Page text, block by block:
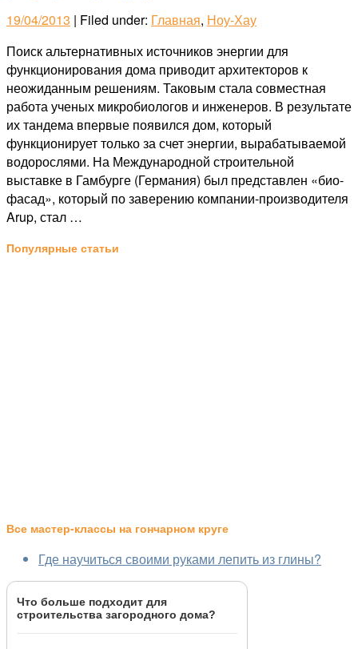
19/04/2013 | Filed under: Главная, Ноу-Хау
Поиск альтернативных источников энергии для
функционирования дома приводит архитекторов к
неожиданным решениям. Таковым стала совместная
работа ученых микробиологов и инженеров. В результате
их тандема впервые появился дом, который
функционирует только за счет энергии, вырабатываемой
водорослями. На Международной строительной
выставке в Гамбурге (Германия) был представлен «био-
фасад», который по заверению компании-производителя
Arup, стал …
Популярные статьи
Все мастер-классы на гончарном круге
Где научиться своими руками лепить из глины?
Что больше подходит для
строительства загородного дома?